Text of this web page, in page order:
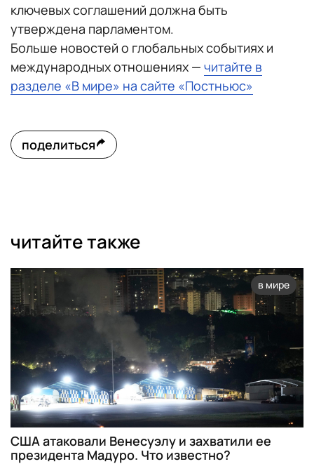
ключевых соглашений должна быть
утверждена парламентом.
Больше новостей о глобальных событиях и
международных отношениях — читайте в
разделе «В мире» на сайте «Постньюс»
поделиться
читайте также
в мире
США атаковали Венесуэлу и захватили ее
президента Мадуро. Что известно?